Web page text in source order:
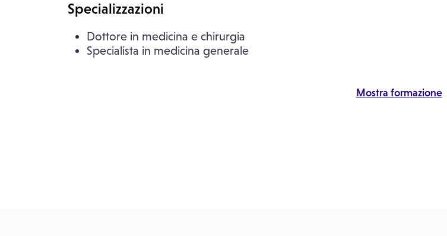
Specializzazioni
Dottore in medicina e chirurgia
Specialista in medicina generale
Mostra formazione